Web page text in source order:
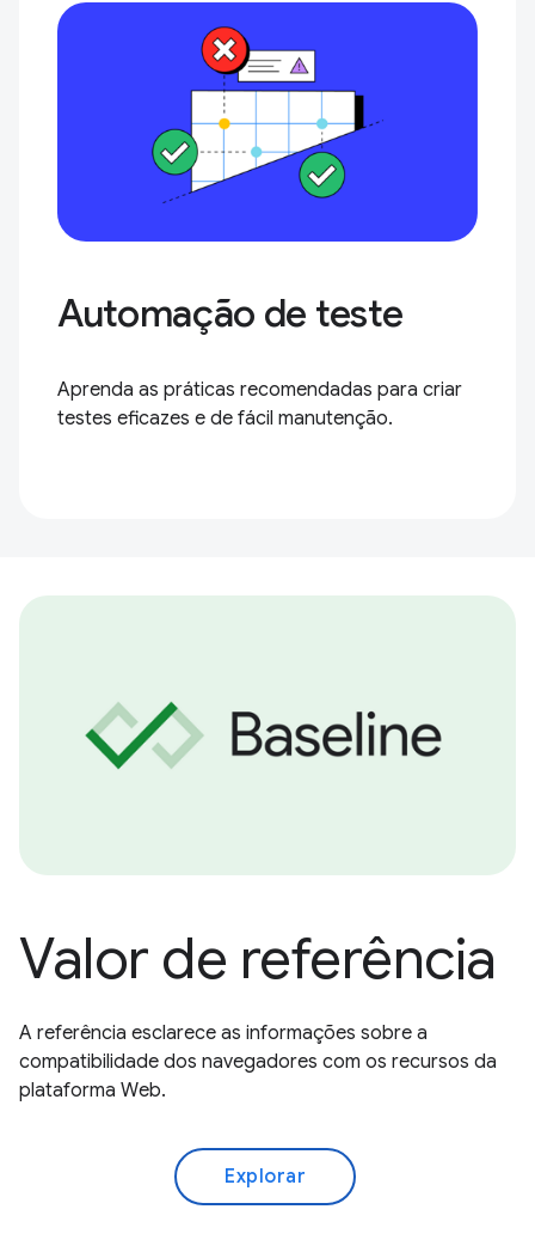
Automação de teste
Aprenda as práticas recomendadas para criar
testes eficazes e de fácil manutenção.
Valor de referência
A referência esclarece as informações sobre a
compatibilidade dos navegadores com os recursos da
plataforma Web.
Explorar